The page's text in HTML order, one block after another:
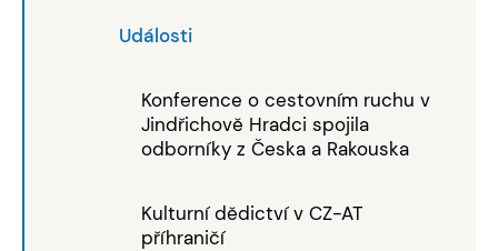
Události
Konference o cestovním ruchu v
Jindřichově Hradci spojila
odborníky z Česka a Rakouska
Kulturní dědictví v CZ-AT
příhraničí